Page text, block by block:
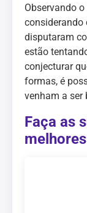
Observando
considerando
disputaram
estão
conjecturar
formas, é
venham a ser
Faça as